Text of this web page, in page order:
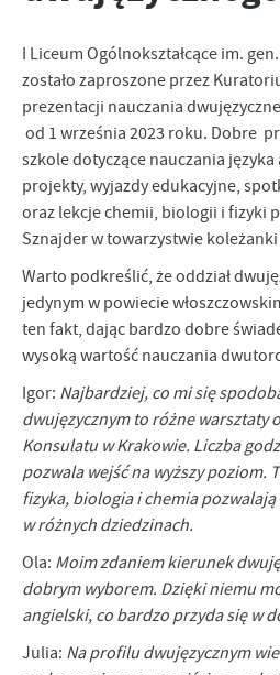
I Liceum Ogólnokształcące im.
zostało zaproszone przez
prezentacji nauczania
od 1 września 2023 roku. Dobre
szkole dotyczące nauczania
projekty, wyjazdy edukacyjne,
oraz lekcje chemii, biologii i fizyki
Sznajder w towarzystwie koleżanki
Warto podkreślić, że oddział
jedynym w powiecie
ten fakt, dając bardzo dobre
wysoką wartość nauczania
Igor: Najbardziej, co mi się
dwujęzycznym to różne warsztaty
Konsulatu w Krakowie. Liczba
pozwala wejść na wyższy poziom.
fizyka, biologia i chemia
w różnych dziedzinach.
Ola: Moim zdaniem kierunek
dobrym wyborem. Dzięki niemu
angielski, co bardzo przyda się w
Julia: Na profilu dwujęzycznym
treści.
Dzięki tym plikom cookies możemy
korzystania z funkcjonalności naszej
jej do Twoich indywidualnych
funkcjonalne i personalizacyjne pliki
dostępność większej ilości funkcji na
Więcej
Analityczne
Analityczne pliki cookies pomagają
dostosowywać do Twoich potrzeb.
Cookies analityczne pozwalają na
z jaką odwiedzane są nasze serwisy
ocenę naszych serwisów
popularności wśród użytkowników.
przetwarzane w formie
funkcjonalności.
Więcej
Reklamowe
Dzięki reklamowym plikom cookies
Promocyjne pliki cookies służą do
komunikatów na podstawie analizy
zwyczajów dotyczących przeglądanej
promocyjne mogą pojawić się na
firm będących naszymi partnerami
Firmy te działają w charakterze
treści w postaci wiadomości, ofert,
społecznościowych.
Więcej